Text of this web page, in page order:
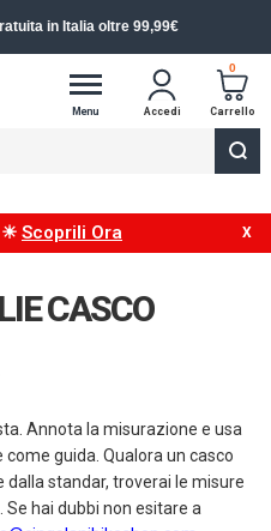
in 24/48h in Italia
Menu Accedi
0
Carrello
☀ Scoprili Ora
CASCO
Annota la misurazione e usa
guida. Qualora un casco
standar, troverai le misure
hai dubbi non esitare a